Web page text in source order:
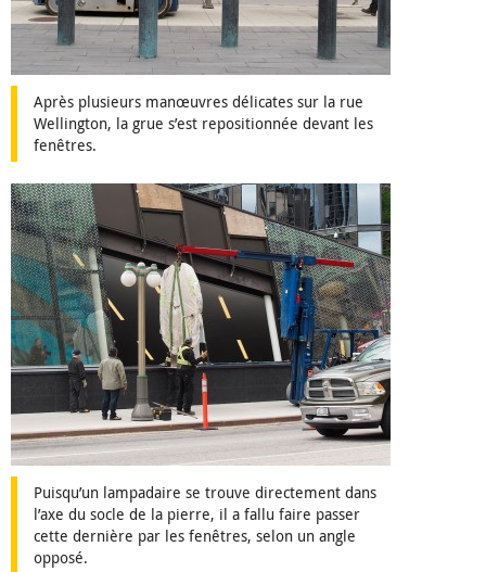
Après plusieurs manœuvres délicates sur la rue
Wellington, la grue s’est repositionnée devant les
fenêtres.
Puisqu’un lampadaire se trouve directement dans
l’axe du socle de la pierre, il a fallu faire passer
cette dernière par les fenêtres, selon un angle
opposé.